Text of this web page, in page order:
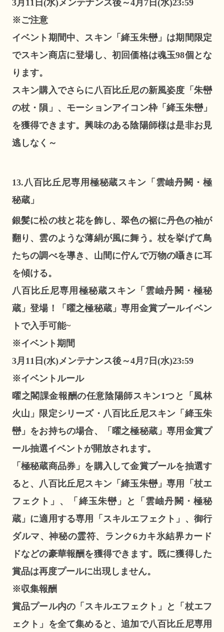
3月11日(水)メンテナンス後～4月7日(水)23:59
※ご注意
イベント期間中、スキン「絳玉朱巒」は期間限定
でスキン商店に登場し、初回価格は魂玉98個とな
ります。
スキン購入でさらに八百比丘尼の新風姿度「朱巒
の杖・隕」、モーションアイコン枠「絳玉朱巒」
を獲得できます。興味のある陰陽師様は是非お見
逃しなく～
13.八百比丘尼専用極秘蔵スキン「雲岫丹闕・極
秘蔵」
銀髪に松の枝と花を飾し、翠色の裾に丹色の袖が
翻り、雲のような薄絹が風に舞う。杖を挙げて鳥
たちの調べを導き、山間に佇んで万物の囁きに耳
を傾ける。
八百比丘尼専用極秘蔵スキン「雲岫丹闕・極秘
蔵」登場！「曜之極秘蔵」専用金賞プールイベン
トで入手可能~
※イベント期間
3月11日(水)メンテナンス後～4月7日(水)23:59
※イベントルール
曜之閣課金報酬の任意陰陽師スキン1つと「風林
火山」限定シリーズ・八百比丘尼スキン「絳玉朱
巒」をお持ちの場合、「曜之極秘蔵」専用金賞プ
ール抽選イベントが開放されます。
「極秘蔵商品券」を購入して金賞プールを抽選す
ると、八百比丘尼スキン「絳玉朱巒」専用「杖エ
フェクト」、「絳玉朱巒」と「雲岫丹闕・極秘
蔵」に適用する専用「スキルエフェクト」、御行
ダルマ、神秘の霊符、ランク6カキ氷結界カード
ドなどの豪華報酬を獲得できます。既に獲得した
賞品は再度プールに出現しません。
※収集報酬
賞品プール内の「スキルエフェクト」と「杖エフ
ェクト」を全て集めると、追加で八百比丘尼専用